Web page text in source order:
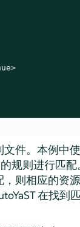
件。本例中
规则进行匹
则相应的资
在找